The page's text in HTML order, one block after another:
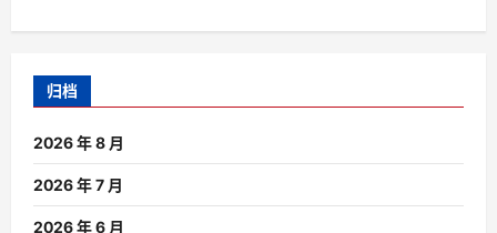
归档
2026 年 8 月
2026 年 7 月
2026 年 6 月